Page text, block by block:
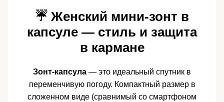
☔ Женский мини-зонт в
капсуле — стиль и защита
в кармане
Зонт-капсула — это идеальный спутник в
переменчивую погоду. Компактный размер в
сложенном виде (сравнимый со смартфоном